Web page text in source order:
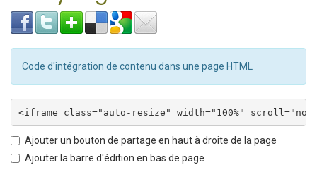
Code d'intégration de contenu dans une page HTML
Ajouter un bouton de partage en haut à droite de la page
Ajouter la barre d'édition en bas de page